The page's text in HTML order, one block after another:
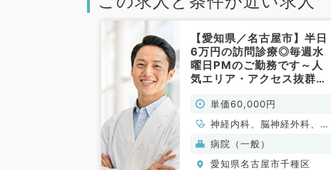
【愛知県／名古屋市】半日
6万円の訪問診療◎毎週水
曜日PMのご勤務です～人
気エリア・アクセス抜群で
単価60,000円
神経内科、脳神経外科、一
般内科、老年内科、外科系
全般、一般外科
病院（一般）
愛知県名古屋市千種区